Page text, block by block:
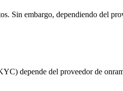
Sin embargo, dependiendo del
depende del proveedor de